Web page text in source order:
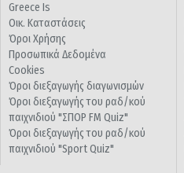
Greece Is
Οικ. Καταστάσεις
Όροι Χρήσης
Προσωπικά Δεδομένα
Cookies
Όροι διεξαγωγής διαγωνισμών
Όροι διεξαγωγής του ραδ/κού
παιχνιδιού "ΣΠΟΡ FM Quiz"
Όροι διεξαγωγής του ραδ/κού
παιχνιδιού "Sport Quiz"